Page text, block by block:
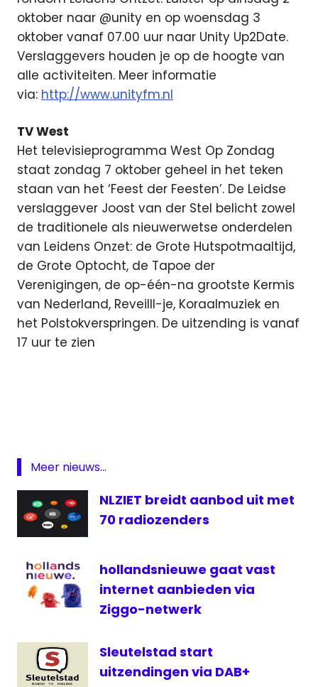
oktober naar @unity en op woensdag 3
oktober vanaf 07.00 uur naar Unity Up2Date.
Verslaggevers houden je op de hoogte van
alle activiteiten. Meer informatie
via: http://www.unityfm.nl
TV West
Het televisieprogramma West Op Zondag
staat zondag 7 oktober geheel in het teken
staan van het ‘Feest der Feesten’. De Leidse
verslaggever Joost van der Stel belicht zowel
de traditionele als nieuwerwetse onderdelen
van Leidens Onzet: de Grote Hutspotmaaltijd,
de Grote Optocht, de Tapoe der
Verenigingen, de op-één-na grootste Kermis
van Nederland, Reveilll-je, Koraalmuziek en
het Polstokverspringen. De uitzending is vanaf
17 uur te zien
Leidens
Onzet
Leids
omroep
Radio
Sleutelstad
televisie
Meer nieuws...
NLZIET breidt aanbod uit met
70 radiozenders
hollandsnieuwe gaat vast
internet aanbieden via
Ziggo-netwerk
Sleutelstad start
uitzendingen via DAB+